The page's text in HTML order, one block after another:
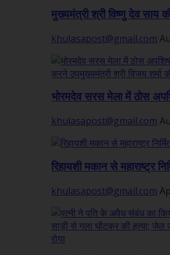
मुख्यमंत्री श्री विष्णु देव साय
khulasapost@gmail.com
भोरमदेव सरस मेला में ठोस
khulasapost@gmail.com
रिहायशी मकान से महाराष्ट्र
khulasapost@gmail.com